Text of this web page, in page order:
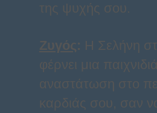
της ψυχής σου.
Ζυγός: Η Σελήνη
φέρνει μια
αναστάτωση στο
καρδιάς σου, σαν